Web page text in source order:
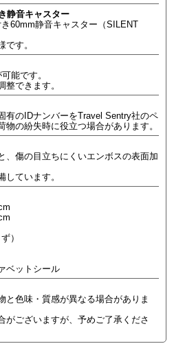
静音キャスター
60mm静音キャスター（SILENT
です。
能です。
整できます。
有のIDナンバーをTravel Sentry社のペ
の紛失時に役立つ場合があります。
、傷の目立ちにくいエンボスの表面加
しています。
）
ベットシール
色味・質感が異なる場合がありま
ございますが、予めご了承くださ